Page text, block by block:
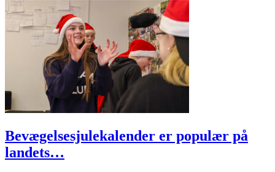
Bevægelsesjulekalender er populær på
landets…